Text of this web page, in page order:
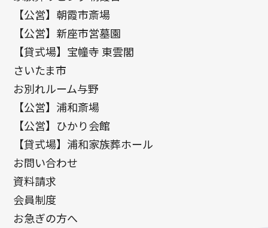
【公営】朝霞市斎場
【公営】新座市営墓園
【貸式場】宝幢寺 東雲閣
さいたま市
お別れルーム与野
【公営】浦和斎場
【公営】ひかり会館
【貸式場】浦和家族葬ホール
お問い合わせ
資料請求
会員制度
お急ぎの方へ